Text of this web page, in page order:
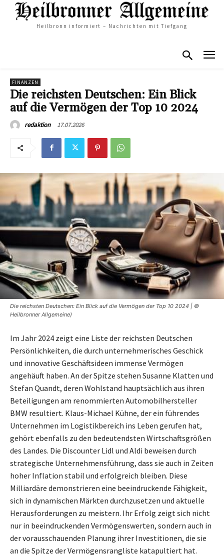
Heilbronn informiert – Nachrichten mit Tiefgang
FINANZEN
Die reichsten Deutschen: Ein Blick
auf die Vermögen der Top 10 2024
redaktion 17.07.2026
Die reichsten Deutschen: Ein Blick auf die Vermögen der Top 10 2024 | ©
Heilbronner Allgemeine)
Im Jahr 2024 zeigt eine Liste der reichsten Deutschen
Persönlichkeiten, die durch unternehmerisches Geschick
und innovative Geschäftsideen immense Vermögen
angehäuft haben. An der Spitze stehen Susanne Klatten und
Stefan Quandt, deren Wohlstand hauptsächlich aus ihren
Beteiligungen am renommierten Automobilhersteller
BMW resultiert. Klaus-Michael Kühne, der ein führendes
Unternehmen im Logistikbereich ins Leben gerufen hat,
gehört ebenfalls zu den bedeutendsten Wirtschaftsgrößen
des Landes. Die Discounter Lidl und Aldi beweisen durch
strategische Unternehmensführung, dass sie auch in Zeiten
hoher Inflation stabil und erfolgreich bleiben. Diese
Milliardäre demonstrieren eine beeindruckende Fähigkeit,
sich in dynamischen Märkten durchzusetzen und aktuelle
Herausforderungen zu meistern. Ihr Erfolg zeigt sich nicht
nur in beeindruckenden Vermögenswerten, sondern auch in
der vorausschauenden Planung ihrer Investitionen, die sie
an die Spitze der Vermögensrangliste katapultiert hat.